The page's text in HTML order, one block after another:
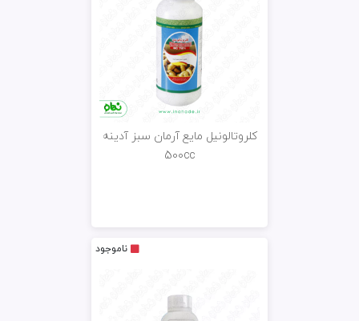
کلروتالونیل مایع آرمان سبز آدینه
500cc
ناموجود